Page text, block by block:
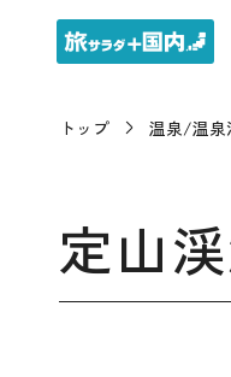
トップ 温泉/温泉
定山